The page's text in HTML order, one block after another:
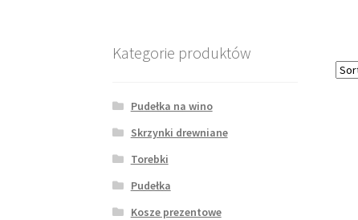
Kategorie produktów
Pudełka na wino
Skrzynki drewniane
Torebki
Pudełka
Kosze prezentowe